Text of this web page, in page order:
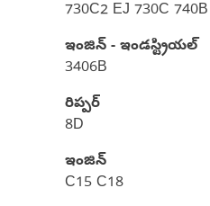
730C2 EJ 730C
ఇంజిన్ - ఇండస్ట్రియల్
3406B
రిప్పర్
8D
ఇంజిన్
C15 C18